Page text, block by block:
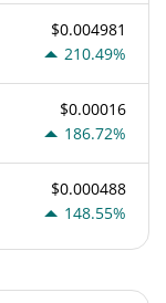
$0.004981
210.49%
$0.00016
186.72%
$0.000488
148.55%